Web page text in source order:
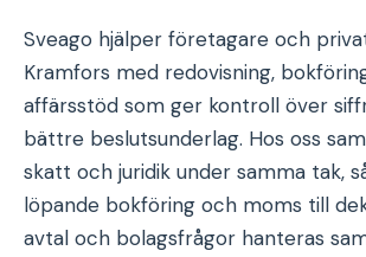
Sveago hjälper företagare och
Kramfors med redovisning,
affärsstöd som ger kontroll över
bättre beslutsunderlag. Hos oss
skatt och juridik under samma tak,
löpande bokföring och moms till
avtal och bolagsfrågor hanteras